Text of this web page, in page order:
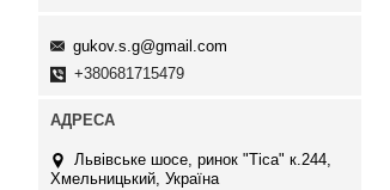
gukov.s.g@gmail.com
+380681715479
Львівське шосе, ринок "Тіса" к.244,
Хмельницький, Україна